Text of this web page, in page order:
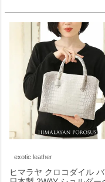
exotic leather
ヒマラヤ クロコダイル